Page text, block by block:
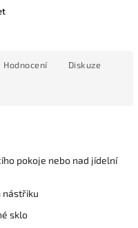
Hodnocení Diskuze
pokoje nebo nad jídelní
nástřiku
sklo